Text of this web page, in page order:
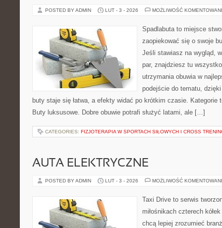
POSTED BY ADMIN LUT - 3 - 2026 MOŻLIWOŚĆ
Spadlabuta to miejsce
zaopiekować się o swoje
Jeśli stawiasz na wygląd,
par, znajdziesz tu
utrzymania obuwia w
podejście do tematu,
buty staje się łatwa, a efekty widać po krótkim czasie. Kategorie
Buty luksusowe. Dobre obuwie potrafi służyć latami, ale […]
CATEGORIES: FIZJOTERAPIA W SPORTACH SIŁOWYCH I CROSS
AUTA ELEKTRYCZNE
POSTED BY ADMIN LUT - 3 - 2026 MOŻLIWOŚĆ
Taxi Drive to serwis
miłośnikach czterech
chcą lepiej zrozumieć